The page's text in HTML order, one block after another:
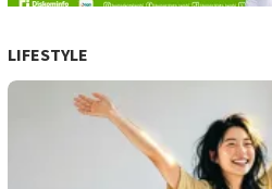
LIFESTYLE